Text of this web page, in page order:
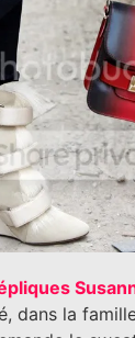
dans la